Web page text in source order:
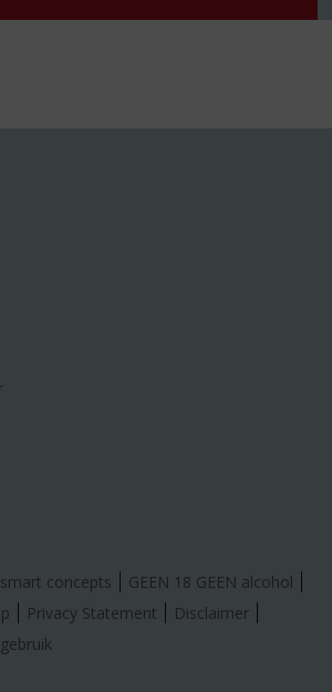
concepts
GEEN 18 GEEN alcohol
Privacy Statement
Disclaimer